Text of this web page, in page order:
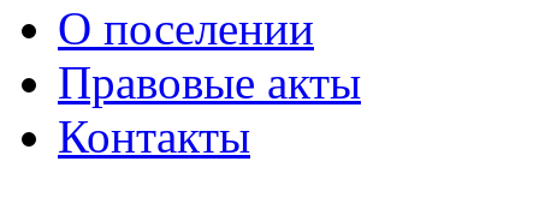
О поселении
Правовые акты
Контакты